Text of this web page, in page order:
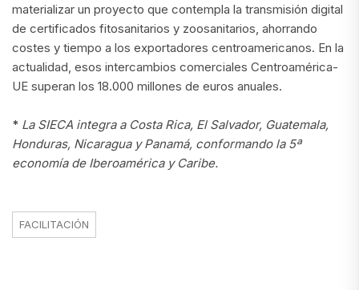
materializar un proyecto que contempla la transmisión digital
de certificados fitosanitarios y zoosanitarios, ahorrando
costes y tiempo a los exportadores centroamericanos. En la
actualidad, esos intercambios comerciales Centroamérica-
UE superan los 18.000 millones de euros anuales.
* La SIECA integra a Costa Rica, El Salvador, Guatemala,
Honduras, Nicaragua y Panamá, conformando la 5ª
economía de Iberoamérica y Caribe.
FACILITACIÓN